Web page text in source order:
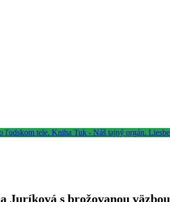
Juríková s brožovanou väzbou